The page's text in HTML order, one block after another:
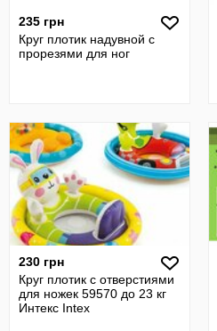
235 грн
Круг плотик надувной с
прорезями для ног
230 грн
Круг плотик с отверстиями
для ножек 59570 до 23 кг
Интекс Intex